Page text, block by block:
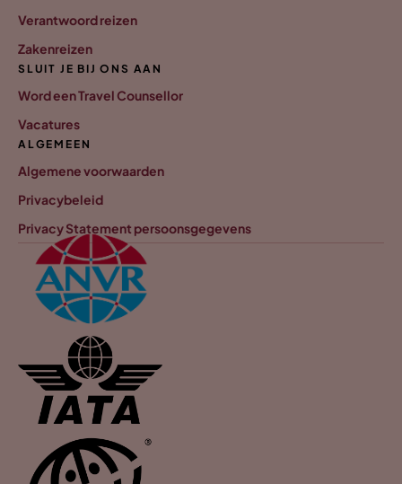
Verantwoord reizen
Zakenreizen
SLUIT JE BIJ ONS AAN
Word een Travel Counsellor
Vacatures
ALGEMEEN
Algemene voorwaarden
Privacybeleid
Privacy Statement persoonsgegevens